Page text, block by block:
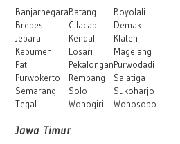
Banjarnegara
Brebes
Jepara
Kebumen
Pati
Purwokerto
Semarang
Tegal
Batang
Cilacap
Kendal
Losari
Pekalongan
Rembang
Solo
Wonogiri
Boyolali
Demak
Klaten
Magelang
Purwodadi
Salatiga
Sukoharjo
Wonosobo
Jawa Timur